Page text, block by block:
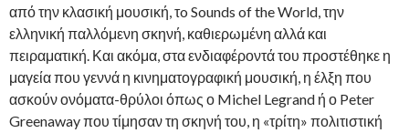
από την κλασική μουσική, τo Sounds of the World, την
ελληνική παλλόμενη σκηνή, καθιερωμένη αλλά και
πειραματική. Και ακόμα, στα ενδιαφέροντά του προστέθηκε η
μαγεία που γεννά η κινηματογραφική μουσική, η έλξη που
ασκούν ονόματα-θρύλοι όπως ο Michel Legrand ή ο Peter
Greenaway που τίμησαν τη σκηνή του, η «τρίτη» πολιτιστική